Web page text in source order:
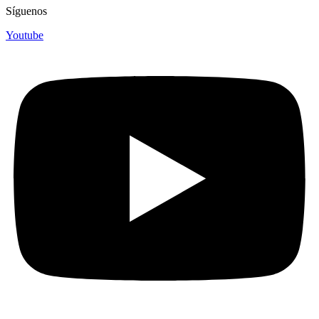
Síguenos
Youtube